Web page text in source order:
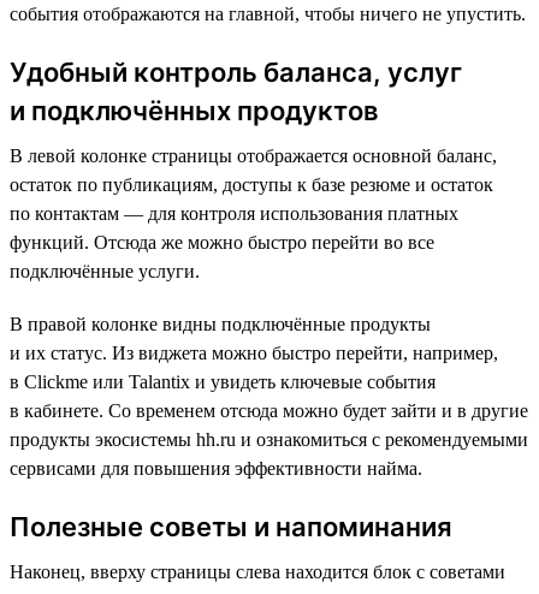
события отображаются на главной, чтобы ничего не упустить.
Удобный контроль баланса, услуг
и подключённых продуктов
В левой колонке страницы отображается основной баланс,
остаток по публикациям, доступы к базе резюме и остаток
по контактам — для контроля использования платных
функций. Отсюда же можно быстро перейти во все
подключённые услуги.
В правой колонке видны подключённые продукты
и их статус. Из виджета можно быстро перейти, например,
в Clickme или Talantix и увидеть ключевые события
в кабинете. Со временем отсюда можно будет зайти и в другие
продукты экосистемы hh.ru и ознакомиться с рекомендуемыми
сервисами для повышения эффективности найма.
Полезные советы и напоминания
Наконец, вверху страницы слева находится блок с советами